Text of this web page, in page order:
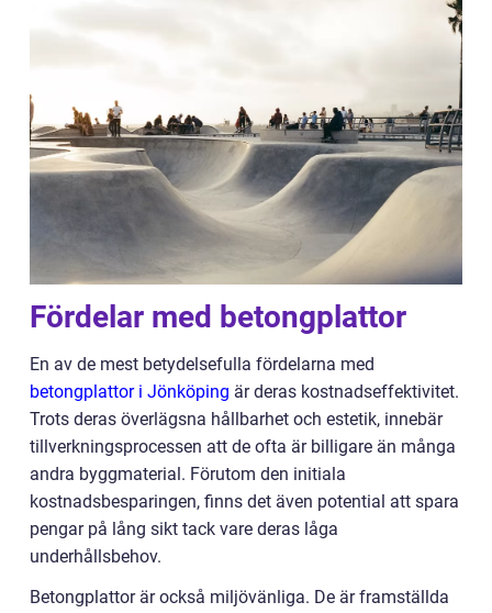
Fördelar med betongplattor
En av de mest betydelsefulla fördelarna med
betongplattor i Jönköping är deras kostnadseffektivitet.
Trots deras överlägsna hållbarhet och estetik, innebär
tillverkningsprocessen att de ofta är billigare än många
andra byggmaterial. Förutom den initiala
kostnadsbesparingen, finns det även potential att spara
pengar på lång sikt tack vare deras låga
underhållsbehov.
Betongplattor är också miljövänliga. De är framställda